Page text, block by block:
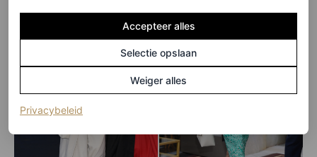
Accepteer alles
Selectie opslaan
Weiger alles
Privacybeleid